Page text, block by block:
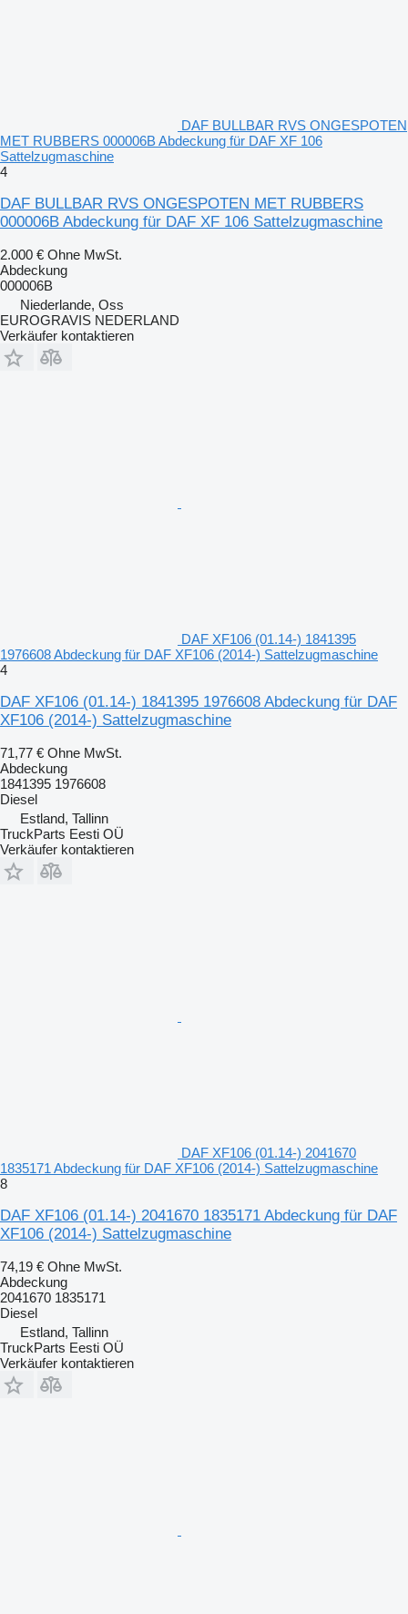
DAF BULLBAR RVS ONGESPOTEN
MET RUBBERS 000006B Abdeckung für DAF XF 106
Sattelzugmaschine
4
DAF BULLBAR RVS ONGESPOTEN MET RUBBERS
000006B Abdeckung für DAF XF 106 Sattelzugmaschine
2.000 € Ohne MwSt.
Abdeckung
000006B
Niederlande, Oss
EUROGRAVIS NEDERLAND
Verkäufer kontaktieren
DAF XF106 (01.14-) 1841395
1976608 Abdeckung für DAF XF106 (2014-) Sattelzugmaschine
4
DAF XF106 (01.14-) 1841395 1976608 Abdeckung für DAF
XF106 (2014-) Sattelzugmaschine
71,77 € Ohne MwSt.
Abdeckung
1841395 1976608
Diesel
Estland, Tallinn
TruckParts Eesti OÜ
Verkäufer kontaktieren
DAF XF106 (01.14-) 2041670
1835171 Abdeckung für DAF XF106 (2014-) Sattelzugmaschine
8
DAF XF106 (01.14-) 2041670 1835171 Abdeckung für DAF
XF106 (2014-) Sattelzugmaschine
74,19 € Ohne MwSt.
Abdeckung
2041670 1835171
Diesel
Estland, Tallinn
TruckParts Eesti OÜ
Verkäufer kontaktieren